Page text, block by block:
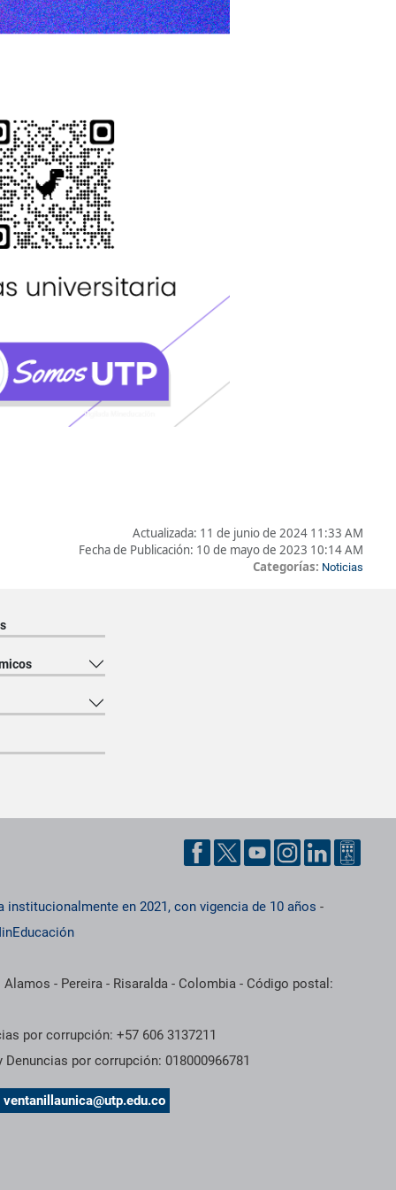
Actualizada: 11 de junio de 2024 11:33 AM
Fecha de Publicación: 10 de mayo de 2023 10:14 AM
Categorías: Noticias
institucionalmente en 2021, con vigencia de 10 años -
- Pereira - Risaralda - Colombia - Código postal:
por corrupción: +57 606 3137211
por corrupción: 018000966781
ventanillaunica@utp.edu.co